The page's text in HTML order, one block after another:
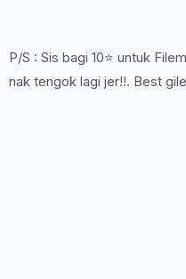
P/S : Sis bagi 10⭐️ untuk
nak tengok lagi jer!!. Best